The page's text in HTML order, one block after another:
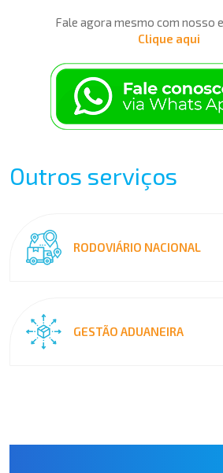
Fale agora mesmo com nosso
Clique aqui
Outros serviços
RODOVIÁRIO NACIONAL
GESTÃO ADUANEIRA